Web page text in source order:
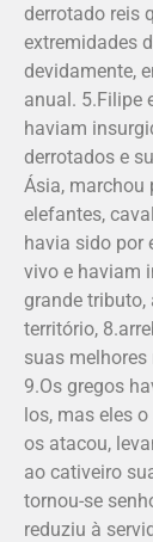
derrotado reis
extremidades
devidamente,
anual. 5.Filipe
haviam
derrotados e
Ásia, marchou
elefantes,
havia sido por
vivo e haviam
grande tributo,
território,
suas melhores
9.Os gregos
los, mas eles
os atacou,
ao cativeiro
tornou-se
reduziu à